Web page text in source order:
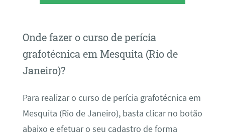
Onde fazer o curso de perícia
grafotécnica em Mesquita (Rio de
Janeiro)?
Para realizar o curso de perícia grafotécnica em
Mesquita (Rio de Janeiro), basta clicar no botão
abaixo e efetuar o seu cadastro de forma